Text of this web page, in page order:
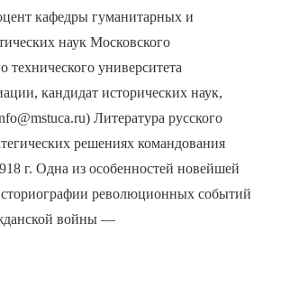
кафедры гуманитарных и
наук Московского
технического университета
кандидат исторических наук,
Литература русского
решениях командования
г. Одна из особенностей новейшей
революционных событий
войны —